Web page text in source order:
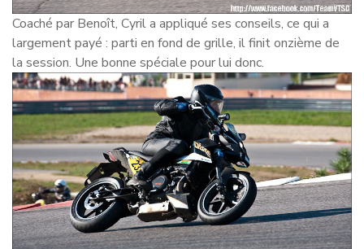
Coaché par Benoît, Cyril a appliqué ses conseils, ce qui a
largement payé : parti en fond de grille, il finit onzième de
la session. Une bonne spéciale pour lui donc.